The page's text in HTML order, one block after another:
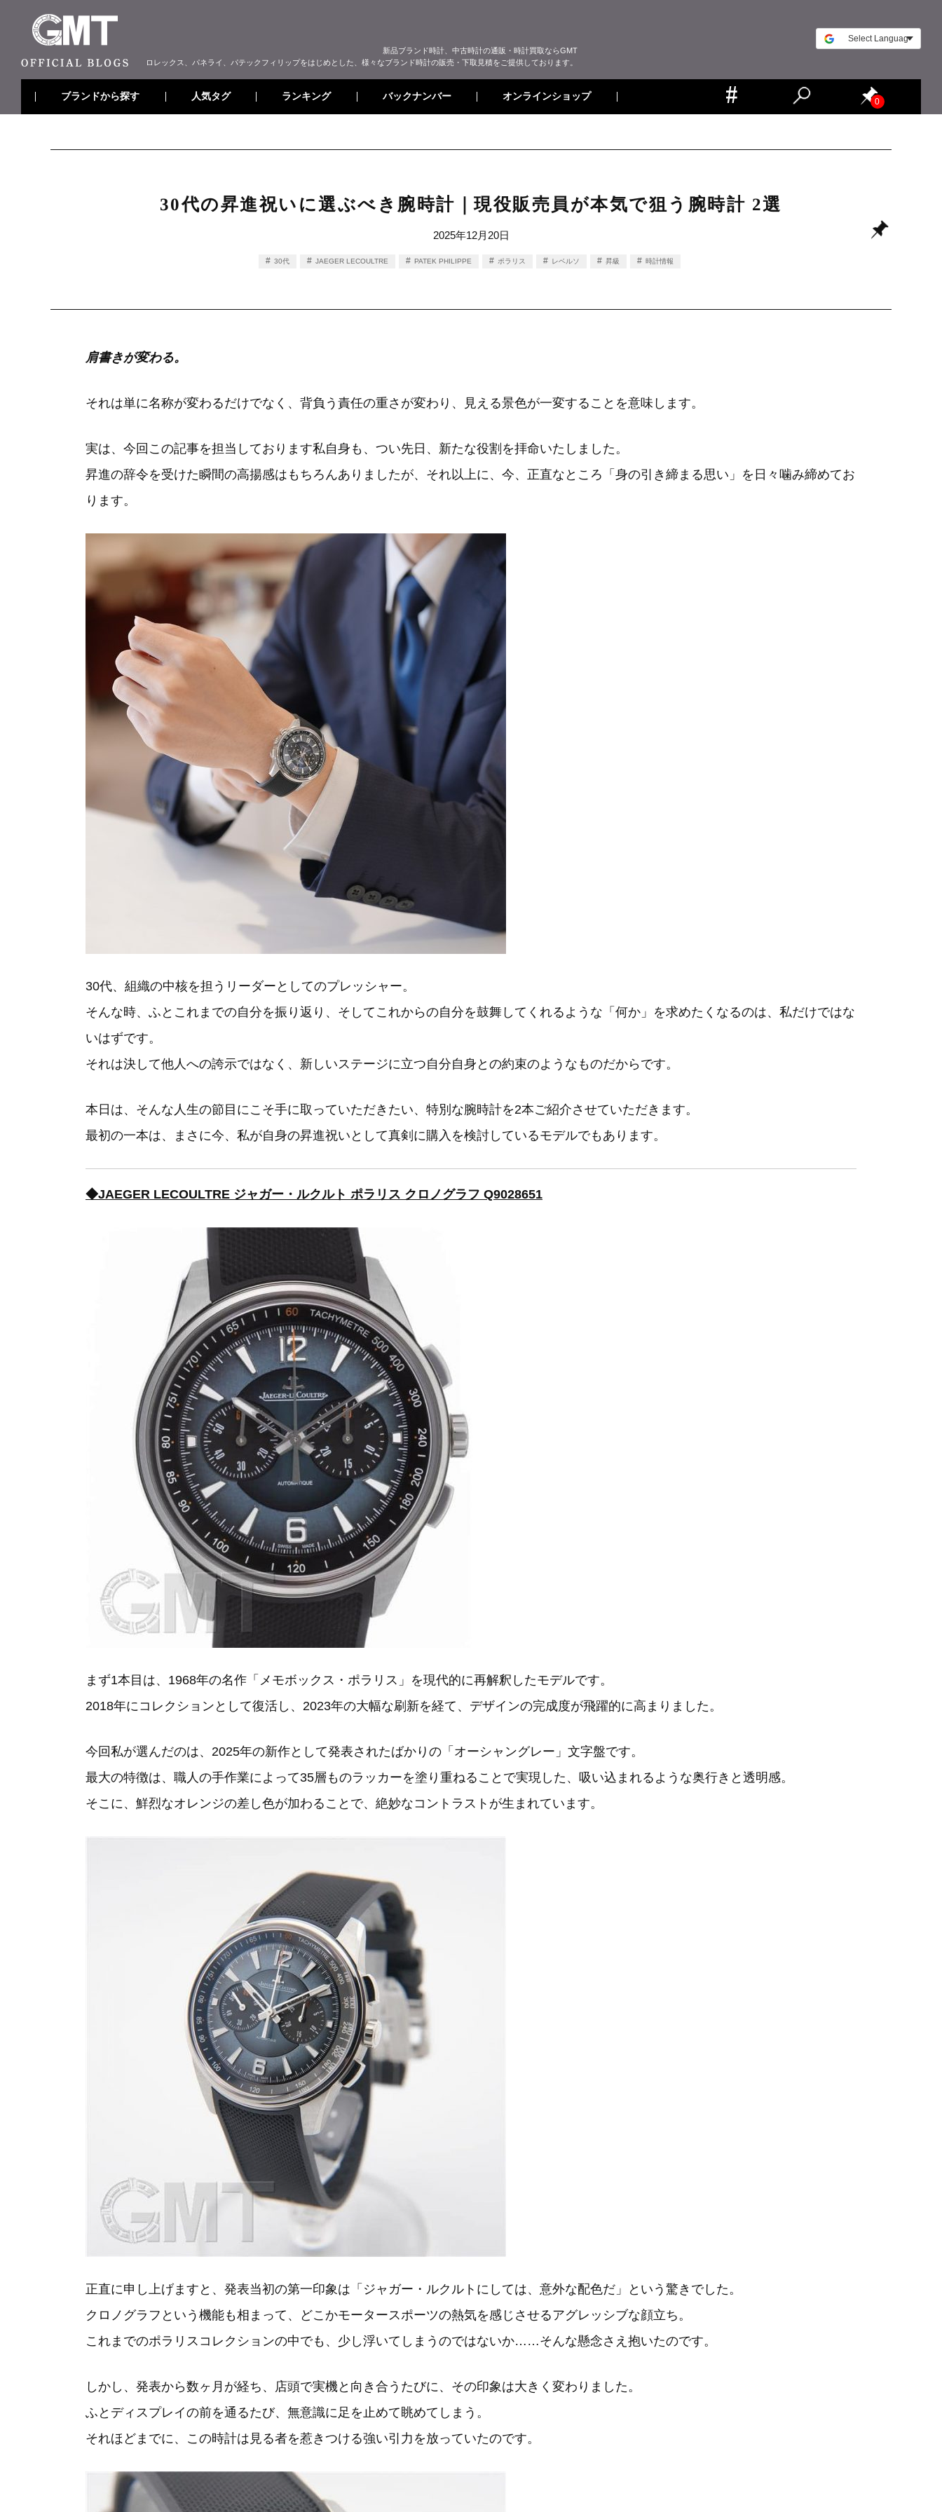
新品ブランド時計、中古時計の通販・時計買取ならGMT
ロレックス、パネライ、パテックフィリップをはじめとした、様々なブランド時計の販売・下取見積をご提供しております。
ブランドから探す 人気タグ ランキング バックナンバー オンラインショップ 0
30代の昇進祝いに選ぶべき腕時計｜現役販売員が本気で狙う腕時計 2選
2025年12月20日
30代 JAEGER LECOULTRE PATEK PHILIPPE ポラリス レベルソ 昇級 時計情報
肩書きが変わる。
それは単に名称が変わるだけでなく、背負う責任の重さが変わり、見える景色が一変することを意味します。
実は、今回この記事を担当しております私自身も、つい先日、新たな役割を拝命いたしました。
昇進の辞令を受けた瞬間の高揚感はもちろんありましたが、それ以上に、今、正直なところ「身の引き締まる思い」を日々噛み締めてお
ります。
30代、組織の中核を担うリーダーとしてのプレッシャー。
そんな時、ふとこれまでの自分を振り返り、そしてこれからの自分を鼓舞してくれるような「何か」を求めたくなるのは、私だけではな
いはずです。
それは決して他人への誇示ではなく、新しいステージに立つ自分自身との約束のようなものだからです。
本日は、そんな人生の節目にこそ手に取っていただきたい、特別な腕時計を2本ご紹介させていただきます。
最初の一本は、まさに今、私が自身の昇進祝いとして真剣に購入を検討しているモデルでもあります。
◆JAEGER LECOULTRE ジャガー・ルクルト ポラリス クロノグラフ Q9028651
まず1本目は、1968年の名作「メモボックス・ポラリス」を現代的に再解釈したモデルです。
2018年にコレクションとして復活し、2023年の大幅な刷新を経て、デザインの完成度が飛躍的に高まりました。
今回私が選んだのは、2025年の新作として発表されたばかりの「オーシャングレー」文字盤です。
最大の特徴は、職人の手作業によって35層ものラッカーを塗り重ねることで実現した、吸い込まれるような奥行きと透明感。
そこに、鮮烈なオレンジの差し色が加わることで、絶妙なコントラストが生まれています。
正直に申し上げますと、発表当初の第一印象は「ジャガー・ルクルトにしては、意外な配色だ」という驚きでした。
クロノグラフという機能も相まって、どこかモータースポーツの熱気を感じさせるアグレッシブな顔立ち。
これまでのポラリスコレクションの中でも、少し浮いてしまうのではないか……そんな懸念さえ抱いたのです。
しかし、発表から数ヶ月が経ち、店頭で実機と向き合うたびに、その印象は大きく変わりました。
ふとディスプレイの前を通るたび、無意識に足を止めて眺めてしまう。
それほどまでに、この時計は見る者を惹きつける強い引力を放っていたのです。